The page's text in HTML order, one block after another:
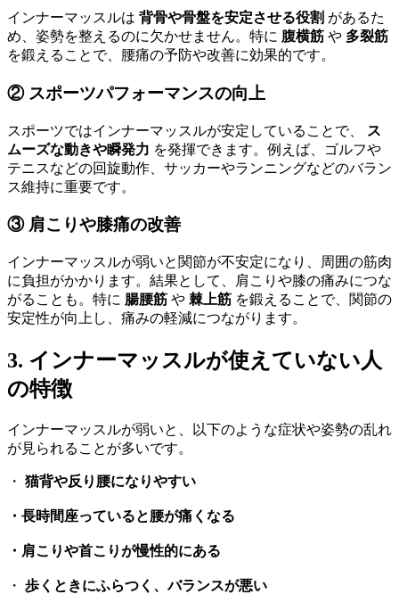
インナーマッスルは 背骨や骨盤を安定させる役割 があるた
め、姿勢を整えるのに欠かせません。特に 腹横筋 や 多裂筋
を鍛えることで、腰痛の予防や改善に効果的です。
② スポーツパフォーマンスの向上
スポーツではインナーマッスルが安定していることで、
ス
ムーズな動きや瞬発力 を発揮できます。例えば、ゴルフや
テニスなどの回旋動作、サッカーやランニングなどのバラン
ス維持に重要です。
③ 肩こりや膝痛の改善
インナーマッスルが弱いと関節が不安定になり、周囲の筋肉
に負担がかかります。結果として、肩こりや膝の痛みにつな
がることも。特に 腸腰筋 や 棘上筋 を鍛えることで、関節の
安定性が向上し、痛みの軽減につながります。
3. インナーマッスルが使えていない人
の特徴
インナーマッスルが弱いと、以下のような症状や姿勢の乱れ
が見られることが多いです。
・ 猫背や反り腰になりやすい
・長時間座っていると腰が痛くなる
・肩こりや首こりが慢性的にある
・ 歩くときにふらつく、バランスが悪い